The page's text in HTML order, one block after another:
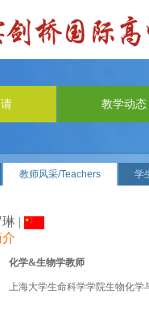
教学动态
教师风采/Teachers 学
|
化学&生物学教师
上海大学生命科学学院生物化学